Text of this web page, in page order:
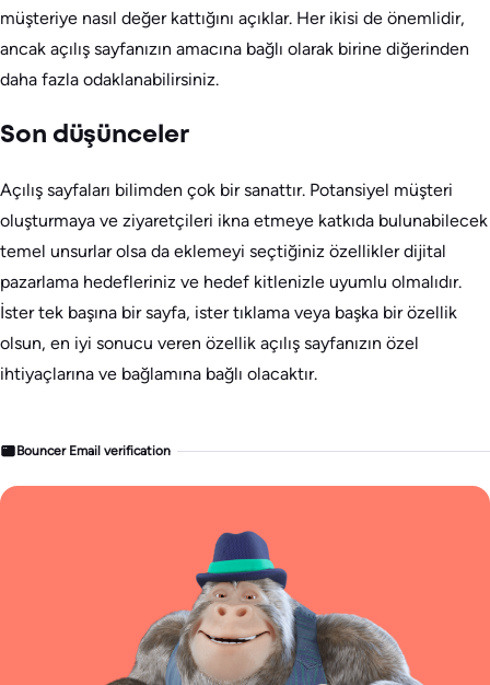
müşteriye nasıl değer kattığını açıklar. Her ikisi de önemlidir,
ancak açılış sayfanızın amacına bağlı olarak birine diğerinden
daha fazla odaklanabilirsiniz.
Son düşünceler
Açılış sayfaları bilimden çok bir sanattır. Potansiyel müşteri
oluşturmaya ve ziyaretçileri ikna etmeye katkıda bulunabilecek
temel unsurlar olsa da eklemeyi seçtiğiniz özellikler dijital
pazarlama hedefleriniz ve hedef kitlenizle uyumlu olmalıdır.
İster tek başına bir sayfa, ister tıklama veya başka bir özellik
olsun, en iyi sonucu veren özellik açılış sayfanızın özel
ihtiyaçlarına ve bağlamına bağlı olacaktır.
Bouncer Email verification